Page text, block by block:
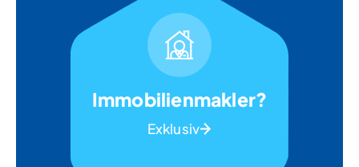
Immobilienmakler?
Exklusiv